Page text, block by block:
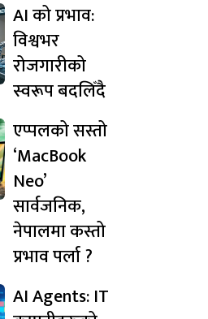
AI को प्रभाव:
विश्वभर
रोजगारीको
स्वरूप बदलिँदै
एप्पलको सस्तो
‘MacBook
Neo’
सार्वजनिक,
नेपालमा कस्तो
प्रभाव पर्ला ?
AI Agents: IT